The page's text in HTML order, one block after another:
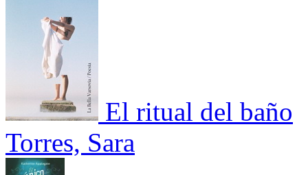
El ritual del baño
Torres, Sara